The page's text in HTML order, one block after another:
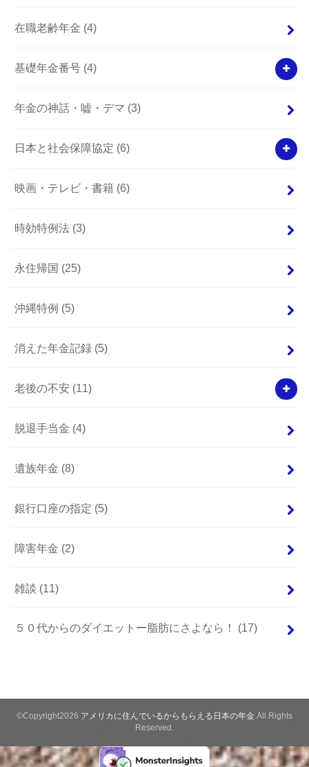
在職老齢年金 (4)
基礎年金番号 (4)
年金の神話・嘘・デマ (3)
日本と社会保障協定 (6)
映画・テレビ・書籍 (6)
時効特例法 (3)
永住帰国 (25)
沖縄特例 (5)
消えた年金記録 (5)
老後の不安 (11)
脱退手当金 (4)
遺族年金 (8)
銀行口座の指定 (5)
障害年金 (2)
雑談 (11)
５０代からのダイエットー脂肪にさよなら！ (17)
©Copyright2026 アメリカに住んでいるからもらえる日本の年金 .All Rights
Reserved.